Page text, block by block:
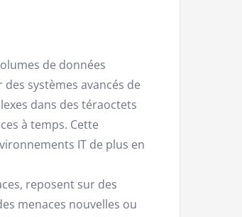
de données
systèmes avancés de
dans des téraoctets
à temps. Cette
IT de plus en
reposent sur des
menaces nouvelles ou